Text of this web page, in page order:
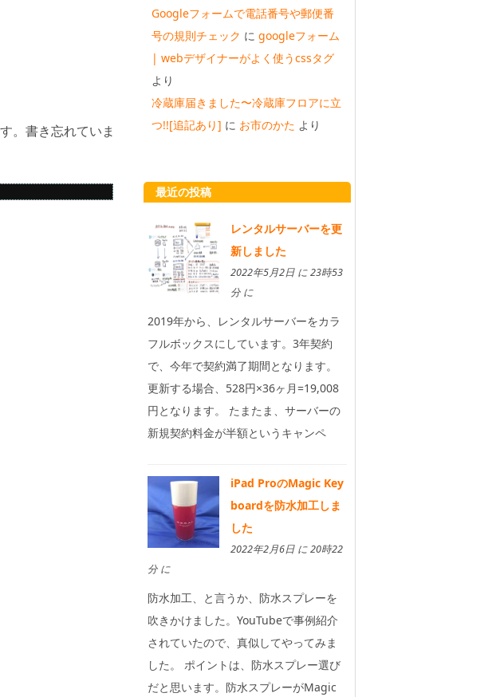
。書き忘れていま
Googleフォームで電話番号や郵便番
号の規則チェック に googleフォーム
| webデザイナーがよく使うcssタグ
より
冷蔵庫届きました〜冷蔵庫フロアに立
つ!![追記あり] に お市のかた より
最近の投稿
レンタルサーバーを更
新しました
2022年5月2日 に 23時53
分 に
2019年から、レンタルサーバーをカラ
フルボックスにしています。3年契約
で、今年で契約満了期間となります。
更新する場合、528円×36ヶ月=19,008
円となります。 たまたま、サーバーの
新規契約料金が半額というキャンペ
iPad ProのMagic Key
boardを防水加工しま
した
2022年2月6日 に 20時22
分 に
防水加工、と言うか、防水スプレーを
吹きかけました。YouTubeで事例紹介
されていたので、真似してやってみま
した。 ポイントは、防水スプレー選び
だと思います。防水スプレーがMagic